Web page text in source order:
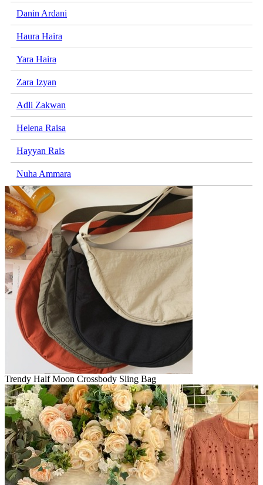
Danin Ardani
Haura Haira
Yara Haira
Zara Izyan
Adli Zakwan
Helena Raisa
Hayyan Rais
Nuha Ammara
Trendy Half Moon Crossbody Sling Bag